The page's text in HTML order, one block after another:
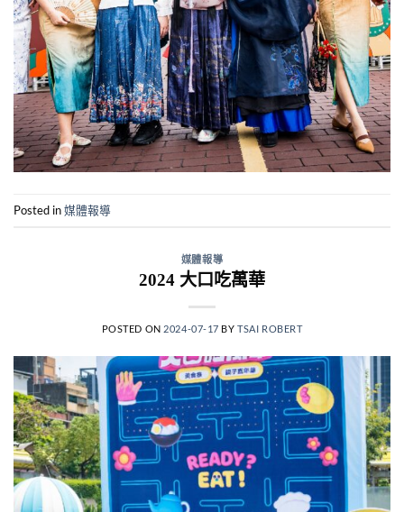
Posted in媒體報導
媒體報導
2024 大口吃萬華
POSTED ON 2024-07-17 BYTSAI ROBERT